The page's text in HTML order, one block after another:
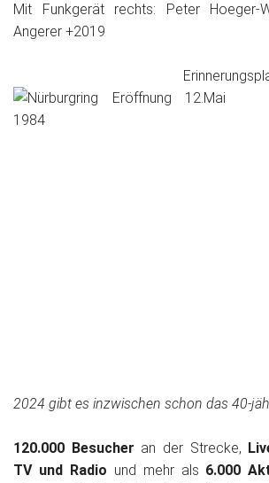
Mit Funkgerät rechts: Peter Hoeger-
Angerer +2019
2024 gibt es inzwischen schon das 40-
120.000 Besucher an der Strecke,
TV und Radio und mehr als 6.000